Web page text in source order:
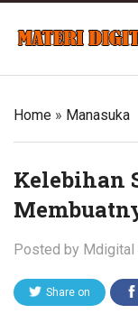
Home » Manasuka
Kelebihan
Posted by Mdigital
Share on